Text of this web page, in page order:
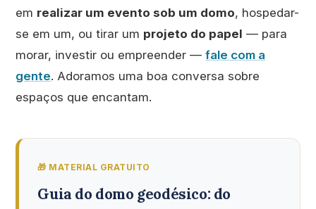
em realizar um evento sob um domo, hospedar-
se em um, ou tirar um projeto do papel — para
morar, investir ou empreender —fale com a
gente. Adoramos uma boa conversa sobre
espaços que encantam.
🎁 MATERIAL GRATUITO
Guia do domo geodésico: do